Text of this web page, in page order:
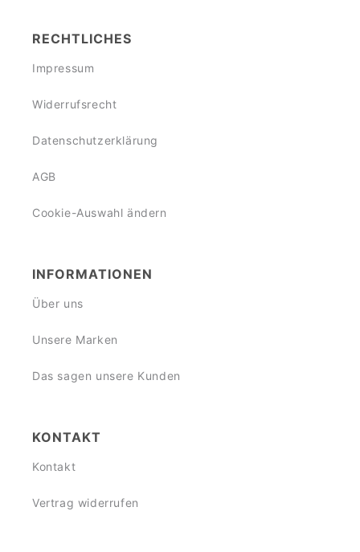
RECHTLICHES
Impressum
Widerrufsrecht
Datenschutzerklärung
AGB
Cookie-Auswahl ändern
INFORMATIONEN
Über uns
Unsere Marken
Das sagen unsere Kunden
KONTAKT
Kontakt
Vertrag widerrufen